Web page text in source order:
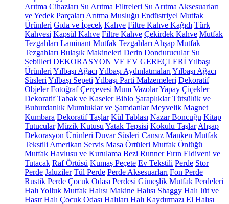
Arıtma Cihazları Su Arıtma Filtreleri Su Arıtma Aksesuarları
ve Yedek Parçaları Arıtma Musluğu Endüstriyel Mutfak
Ürünleri Gıda ve İçecek Kahve Filtre Kahve Kağıdı Türk
Kahvesi Kapsül Kahve Filtre Kahve Çekirdek Kahve Mutfak
Tezgahları Laminant Mutfak Tezgahları Ahşap Mutfak
Tezgahları Bulaşık Makineleri Derin Dondurucular Su
Sebilleri DEKORASYON VE EV GEREÇLERİYılbaşı
Ürünleri Yılbaşı Ağacı Yılbaşı Aydınlatmaları Yılbaşı Ağacı
Süsleri Yılbaşı Sepeti Yılbaşı Parti Malzemeleri Dekoratif
Objeler Fotoğraf Çerçevesi Mum VazolarYapay Çiçekler
Dekoratif Tabak ve Kaseler Biblo Şaraplıklar Tütsülük ve
Buhurdanlık Mumluklar ve Şamdanlar Meyvelik Magnet
Kumbara Dekoratif Taşlar Kül Tablası Nazar Boncuğu Kitap
Tutucular Müzik Kutusu Yatak Tepsisi Kokulu Taşlar Ahşap
Dekorasyon Ürünleri Duvar Süsleri Cansız Manken Mutfak
Tekstili Amerikan Servis Masa Örtüleri Mutfak Önlüğü
Mutfak Havlusu ve Kurulama Bezi Runner Fırın Eldiveni ve
Tutacak Raf Örtüsü Kumaş Peçete Ev Tekstili Perde Stor
Perde Jaluziler Tül Perde Perde Aksesuarları Fon Perde
Rustik Perde Çocuk Odası Perdesi Güneşlik Mutfak Perdeleri
Halı Yolluk Mutfak Halısı Makine Halısı Shaggy Halı Jüt ve
Hasır Halı Çocuk Odası Halıları Halı Kaydırmazı El Halısı